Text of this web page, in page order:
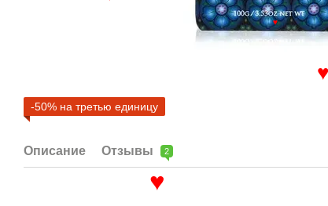
-50% на третью единицу
Описание Отзывы 2
♥